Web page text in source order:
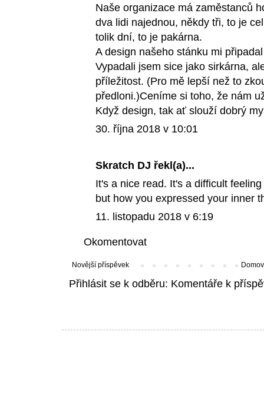
Naše organizace má zaměstanců
dva lidi najednou, někdy tři, to je
tolik dní, to je pakárna.
A design našeho stánku mi
Vypadali jsem sice jako sirkárna,
příležitost. (Pro mě lepší než to
předloni.)Ceníme si toho, že nám
Když design, tak ať slouží dobrý
30. října 2018 v 10:01
Skratch DJ řekl(a)...
It's a nice read. It's a difficult
but how you expressed your inner
11. listopadu 2018 v 6:19
Okomentovat
Novější příspěvek
Přihlásit se k odběru: Komentáře k